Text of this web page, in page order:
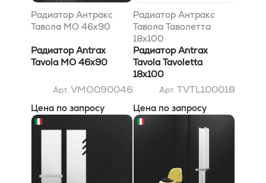
Радиатор Антракс
Тавола MO 46x90
Радиатор Antrax
Tavola MO 46x90
Арт. VMO090046
Цена по запросу
Радиатор Антракс
Тавола Таволетта
18x100
Радиатор Antrax
Tavola Tavoletta
18x100
Арт. TVTL100018
Цена по запросу